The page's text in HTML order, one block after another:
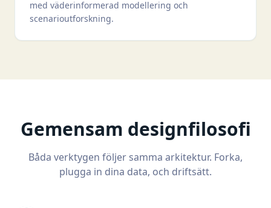
med väderinformerad modellering och
scenarioutforskning.
Gemensam designfilosofi
Båda verktygen följer samma arkitektur. Forka,
plugga in dina data, och driftsätt.